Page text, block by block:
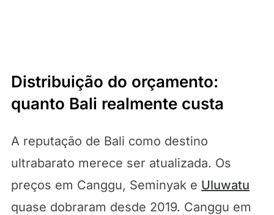
Distribuição do orçamento:
quanto Bali realmente custa
A reputação de Bali como destino
ultrabarato merece ser atualizada. Os
preços em Canggu, Seminyak e Uluwatu
quase dobraram desde 2019. Canggu em